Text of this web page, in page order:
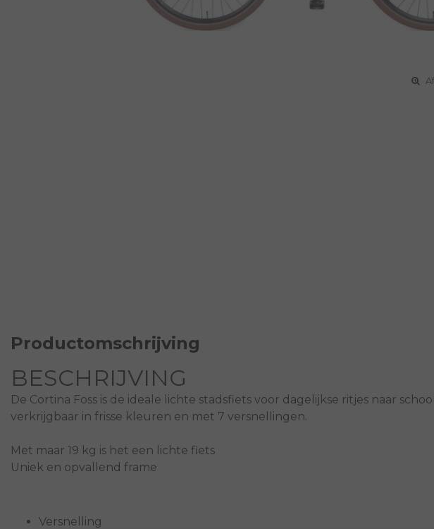
Productomschrijving
BESCHRIJVING
De Cortina Foss is de ideale lichte stadsfiets voor dagelijkse ritjes naar
verkrijgbaar in frisse kleuren en met 7 versnellingen.
Met maar 19 kg is het een lichte fiets
Uniek en opvallend frame
Versnelling